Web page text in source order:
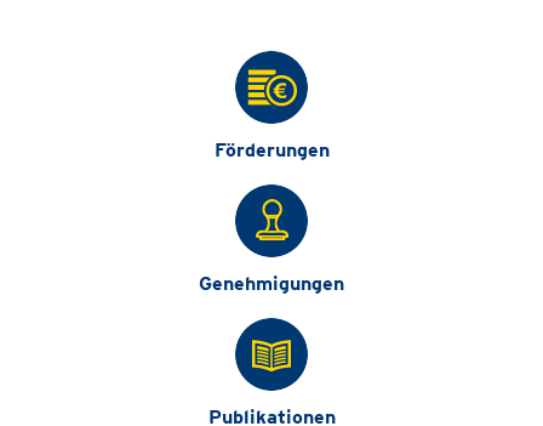
Förderungen
Genehmigungen
Publikationen